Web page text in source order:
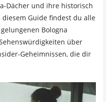
Dächer und ihre historisch
Guide findest du alle
Bologna
über
Geheimnissen, die dir